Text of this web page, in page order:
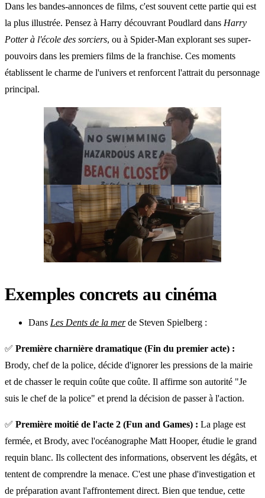
Dans les bandes-annonces de films, c'est souvent cette partie qui est
la plus illustrée. Pensez à Harry découvrant Poudlard dans Harry
Potter à l'école des sorciers, ou à Spider-Man explorant ses super-
pouvoirs dans les premiers films de la franchise. Ces moments
établissent le charme de l'univers et renforcent l'attrait du personnage
principal.
Exemples concrets au cinéma
Dans Les Dents de la merde Steven Spielberg :
✅ Première charnière dramatique (Fin du premier acte) :
Brody, chef de la police, décide d'ignorer les pressions de la mairie
et de chasser le requin coûte que coûte. Il affirme son autorité "Je
suis le chef de la police" et prend la décision de passer à l'action.
✅ Première moitié de l'acte 2 (Fun and Games) : La plage est
fermée, et Brody, avec l'océanographe Matt Hooper, étudie le grand
requin blanc. Ils collectent des informations, observent les dégâts, et
tentent de comprendre la menace. C'est une phase d'investigation et
de préparation avant l'affrontement direct. Bien que tendue, cette